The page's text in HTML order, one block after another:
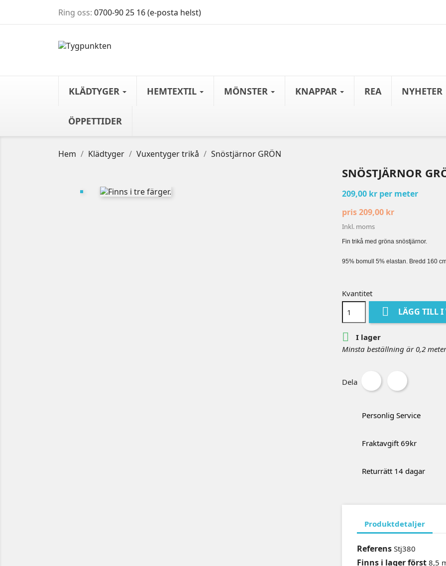
Ring oss: 0700-90 25 16 (e-posta helst)
KLÄDTYGER HEMTEXTIL MÖNSTER KNAPPAR REA NYHETER
ÖPPETTIDER
Hem Klädtyger Vuxentyger trikå Snöstjärnor GRÖN
SNÖSTJÄRNOR
209,00 kr per meter
pris 209,00 kr
Inkl. moms
Fin trikå med gröna snöstjärnor.
95% bomull 5% elastan. Bredd 160
Kvantitet
 LÄGG TILL I

I lager
Minsta beställning är 0,2 meter
Dela
Personlig Service
Fraktavgift 69kr
Returrätt 14 dagar
Produktdetaljer
Referens Stj380
Finns i lager först 8,5